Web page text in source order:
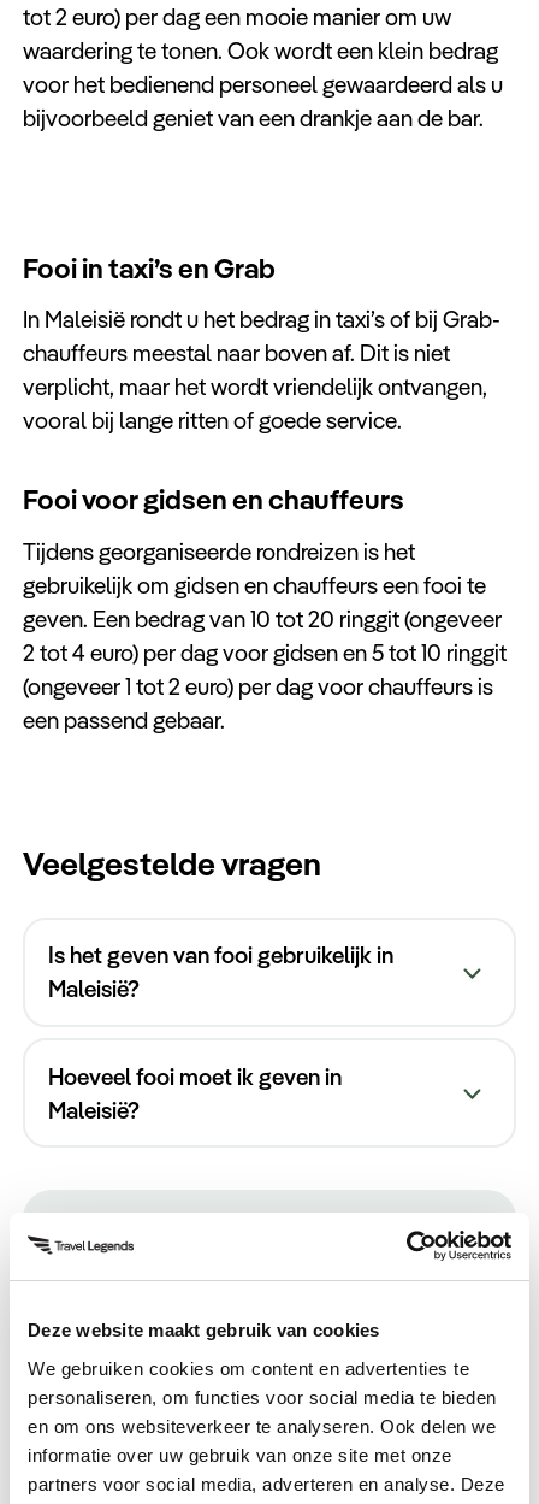
Deze website maakt gebruik van cookies
We gebruiken cookies om content en advertenties te
personaliseren, om functies voor social media te bieden
en om ons websiteverkeer te analyseren. Ook delen we
informatie over uw gebruik van onze site met onze
partners voor social media, adverteren en analyse. Deze
tot 2 euro) per dag een mooie manier om uw
waardering te tonen. Ook wordt een klein bedrag
voor het bedienend personeel gewaardeerd als u
bijvoorbeeld geniet van een drankje aan de bar.
Fooi in taxi’s en Grab
In Maleisië rondt u het bedrag in taxi’s of bij Grab-
chauffeurs meestal naar boven af. Dit is niet
verplicht, maar het wordt vriendelijk ontvangen,
vooral bij lange ritten of goede service.
Fooi voor gidsen en chauffeurs
Tijdens georganiseerde rondreizen is het
gebruikelijk om gidsen en chauffeurs een fooi te
geven. Een bedrag van 10 tot 20 ringgit (ongeveer
2 tot 4 euro) per dag voor gidsen en 5 tot 10 ringgit
(ongeveer 1 tot 2 euro) per dag voor chauffeurs is
een passend gebaar.
Veelgestelde vragen
Is het geven van fooi gebruikelijk in
Maleisië?
wel gebruikelijk
Hoeveel fooi moet ik geven in
Maleisië?
Beluister de Spotify-playlist
Beluister de grootste hits en traditionele
muziek inonze Spotify-playlist van Azië. Duik
in de cultuur en kom alvast in de sfeer voor
uw reis.